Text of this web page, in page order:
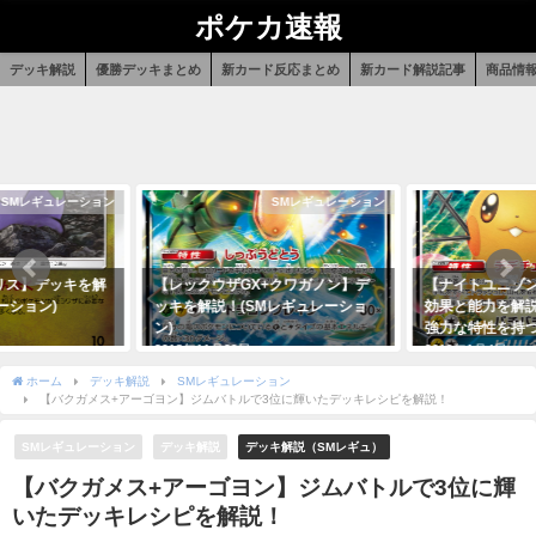
ポケカ速報
デッキ解説 優勝デッキまとめ 新カード反応まとめ 新カード解説記事 商品情
SMレギュレーション
ス】デッキを解
ション)
SMレギュレーション
【レックウザGX+クワガノン】デ
ッキを解説！(SMレギュレーショ
ン)
2018年11月29日
【ナイトユニゾ
効果と能力を解
強力な特性を持
2019年1月4日
ホーム デッキ解説
SMレギュレーション
【バクガメス+アーゴヨン】ジムバトルで3位に輝いたデッキレシピを解説！
SMレギュレーション デッキ解説 デッキ解説（SMレギュ）
【バクガメス+アーゴヨン】ジムバトルで3位に輝
いたデッキレシピを解説！